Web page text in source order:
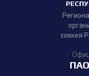
хоккея